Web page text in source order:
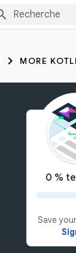
MORE
0 %
Save